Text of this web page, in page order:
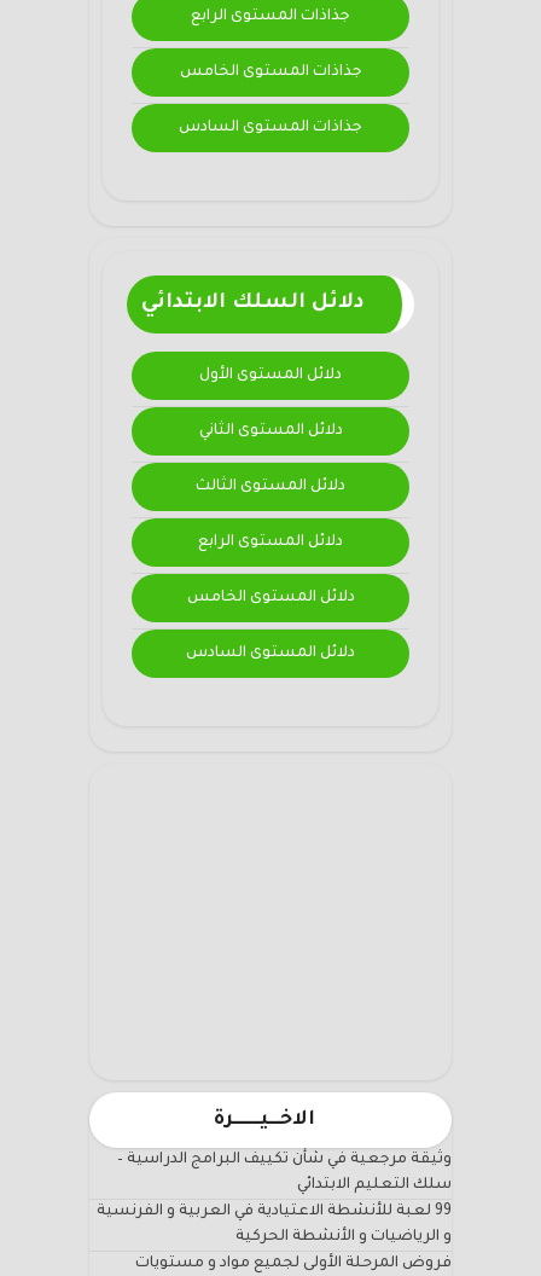
جذاذات المستوى الرابع
جذاذات المستوى الخامس
جذاذات المستوى السادس
دلائل السلك الابتدائي
دلائل المستوى الأول
دلائل المستوى الثاني
دلائل المستوى الثالث
دلائل المستوى الرابع
دلائل المستوى الخامس
دلائل المستوى السادس
الاخـــيـــــــرة
وثيقة مرجعية في شأن تكييف البرامج الدراسية –
سلك التعليم الابتدائي
99 لعبة للأنشطة الاعتيادية في العربية و الفرنسية
و الرياضيات و الأنشطة الحركية
فروض المرحلة الأولى لجميع مواد و مستويات